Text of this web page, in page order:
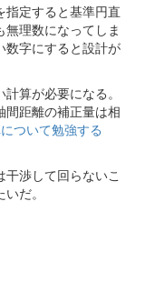
指定すると基準円直
理数になってしま
数字にすると設計が
算が必要になる。
間距離の補正量は相
ついて勉強する
渉して回らないこ
だ。